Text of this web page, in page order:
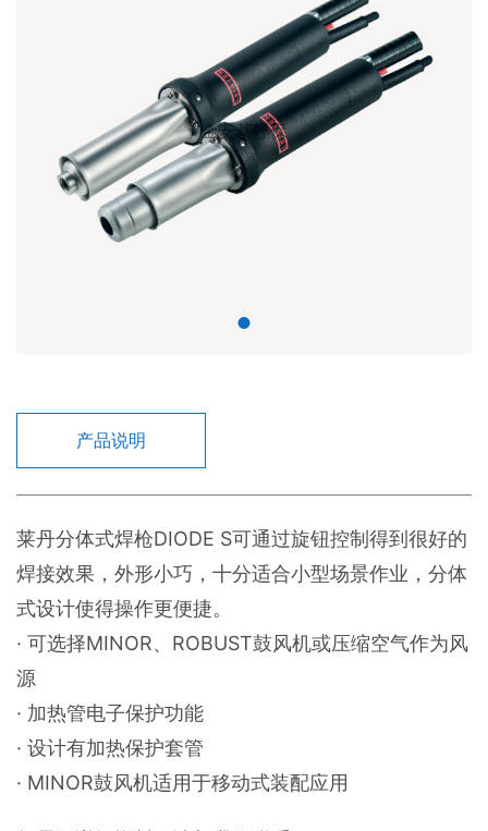
金安基环保
产品说明
莱丹分体式焊枪DIODE S可通过旋钮控制得到很好的
焊接效果，外形小巧，十分适合小型场景作业，分体
式设计使得操作更便捷。
· 可选择MINOR、ROBUST鼓风机或压缩空气作为风
源
· 加热管电子保护功能
· 设计有加热保护套管
· MINOR鼓风机适用于移动式装配应用